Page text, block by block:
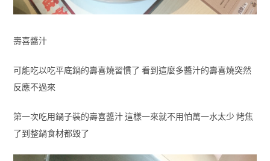
壽喜醬汁
可能吃以吃平底鍋的壽喜燒習慣了 看到這麼多醬汁的壽喜燒突然
反應不過來
第一次吃用鍋子裝的壽喜醬汁 這樣一來就不用怕萬一水太少 烤焦
了到整鍋食材都毀了